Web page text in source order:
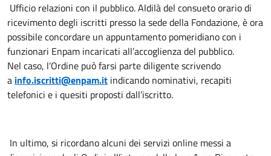
Ufficio relazioni con il pubblico. Aldilà del consueto orario di
ricevimento degli iscritti presso la sede della Fondazione, è ora
possibile concordare un appuntamento pomeridiano con i
funzionari Enpam incaricati all’accoglienza del pubblico.
Nel caso, l’Ordine può farsi parte diligente scrivendo
a info.iscritti@enpam.it indicando nominativi, recapiti
telefonici e i quesiti proposti dall’iscritto.
In ultimo, si ricordano alcuni dei servizi online messi a